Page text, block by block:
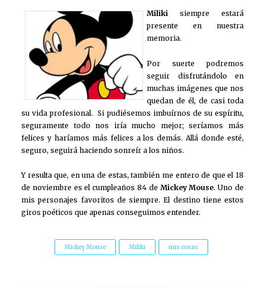
Miliki siempre estará
presente en nuestra
memoria.
Por suerte podremos
seguir disfrutándolo en
muchas imágenes que nos
quedan de él, de casi toda
su vida profesional. Si pudiésemos imbuírnos de su espíritu,
seguramente todo nos iría mucho mejor; seríamos más
felices y haríamos más felices a los demás. Allá donde esté,
seguro, seguirá haciendo sonreír a los niños.
Y resulta que, en una de estas, también me entero de que el 18
de noviembre es el cumpleaños 84 de Mickey Mouse. Uno de
mis personajes favoritos de siempre. El destino tiene estos
giros poéticos que apenas conseguimos entender.
Mickey Mouse Miliki mis cosas